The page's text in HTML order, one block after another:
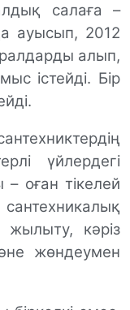
салаға –
ауысып, 2012
алып,
істейді. Бір
үйлердегі
– оған тікелей
кәріз
жөндеумен